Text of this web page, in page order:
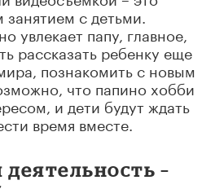
с детьми.
увлекает папу, главное,
рассказать ребенку еще
познакомить с новым
что папино хобби
и дети будут ждать
время вместе.
–